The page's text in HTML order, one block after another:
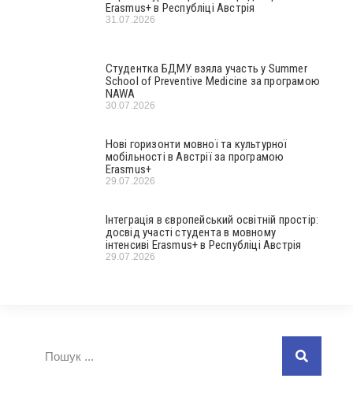
Erasmus+ в Республіці Австрія
31.07.2026
Студентка БДМУ взяла участь у Summer
School of Preventive Medicine за програмою
NAWA
30.07.2026
Нові горизонти мовної та культурної
мобільності в Австрії за програмою
Erasmus+
29.07.2026
Інтеграція в європейський освітній простір:
досвід участі студента в мовному
інтенсиві Erasmus+ в Республіці Австрія
29.07.2026